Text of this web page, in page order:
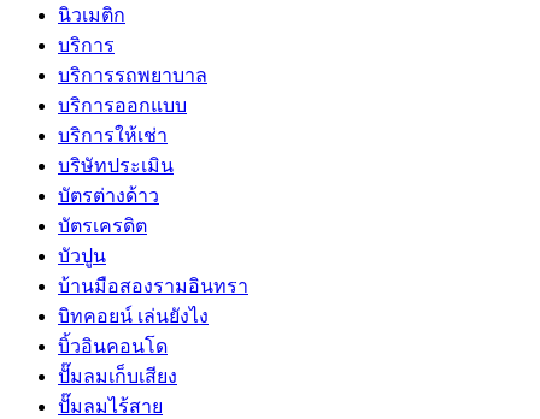
นิวเมติก
บริการ
บริการรถพยาบาล
บริการออกแบบ
บริการให้เช่า
บริษัทประเมิน
บัตรต่างด้าว
บัตรเครดิต
บัวปูน
บ้านมือสองรามอินทรา
บิทคอยน์ เล่นยังไง
บิ้วอินคอนโด
ปั๊มลมเก็บเสียง
ปั๊มลมไร้สาย